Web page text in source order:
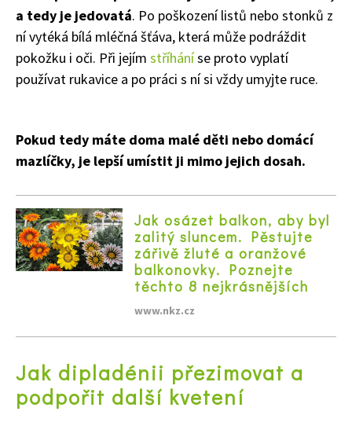
65 Kč
Objednat >
a tedy je jedovatá. Po poškození listů nebo stonků z
ní vytéká bílá mléčná šťáva, která může podráždit
pokožku i oči. Při jejím stříháníse proto vyplatí
používat rukavice a po práci s ní si vždy umyjte ruce.
Pokud tedy máte doma malé děti nebo domácí
mazlíčky, je lepší umístit ji mimo jejich dosah.
Jak osázet balkon, aby byl
zalitý sluncem. Pěstujte
zářivě žluté a oranžové
balkonovky. Poznejte
těchto 8 nejkrásnějších
www.nkz.cz
Jak dipladénii přezimovat a
podpořit další kvetení